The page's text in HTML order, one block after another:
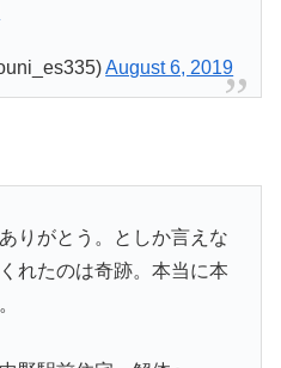
August 6, 2019
りがとう。としか言えな
れたのは奇跡。本当に本